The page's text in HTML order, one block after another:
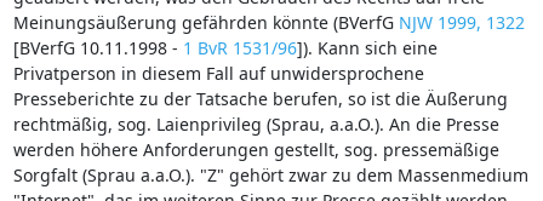
Meinungsäußerung gefährden könnte (BVerfG NJW 1999, 1322
[BVerfG 10.11.1998 - 1 BvR 1531/96]). Kann sich eine
Privatperson in diesem Fall auf unwidersprochene
Presseberichte zu der Tatsache berufen, so ist die Äußerung
rechtmäßig, sog. Laienprivileg (Sprau, a.a.O.). An die Presse
werden höhere Anforderungen gestellt, sog. pressemäßige
Sorgfalt (Sprau a.a.O.). "Z" gehört zwar zu dem Massenmedium